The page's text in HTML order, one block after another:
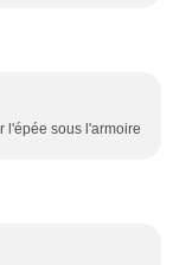
l'épée sous l'armoire